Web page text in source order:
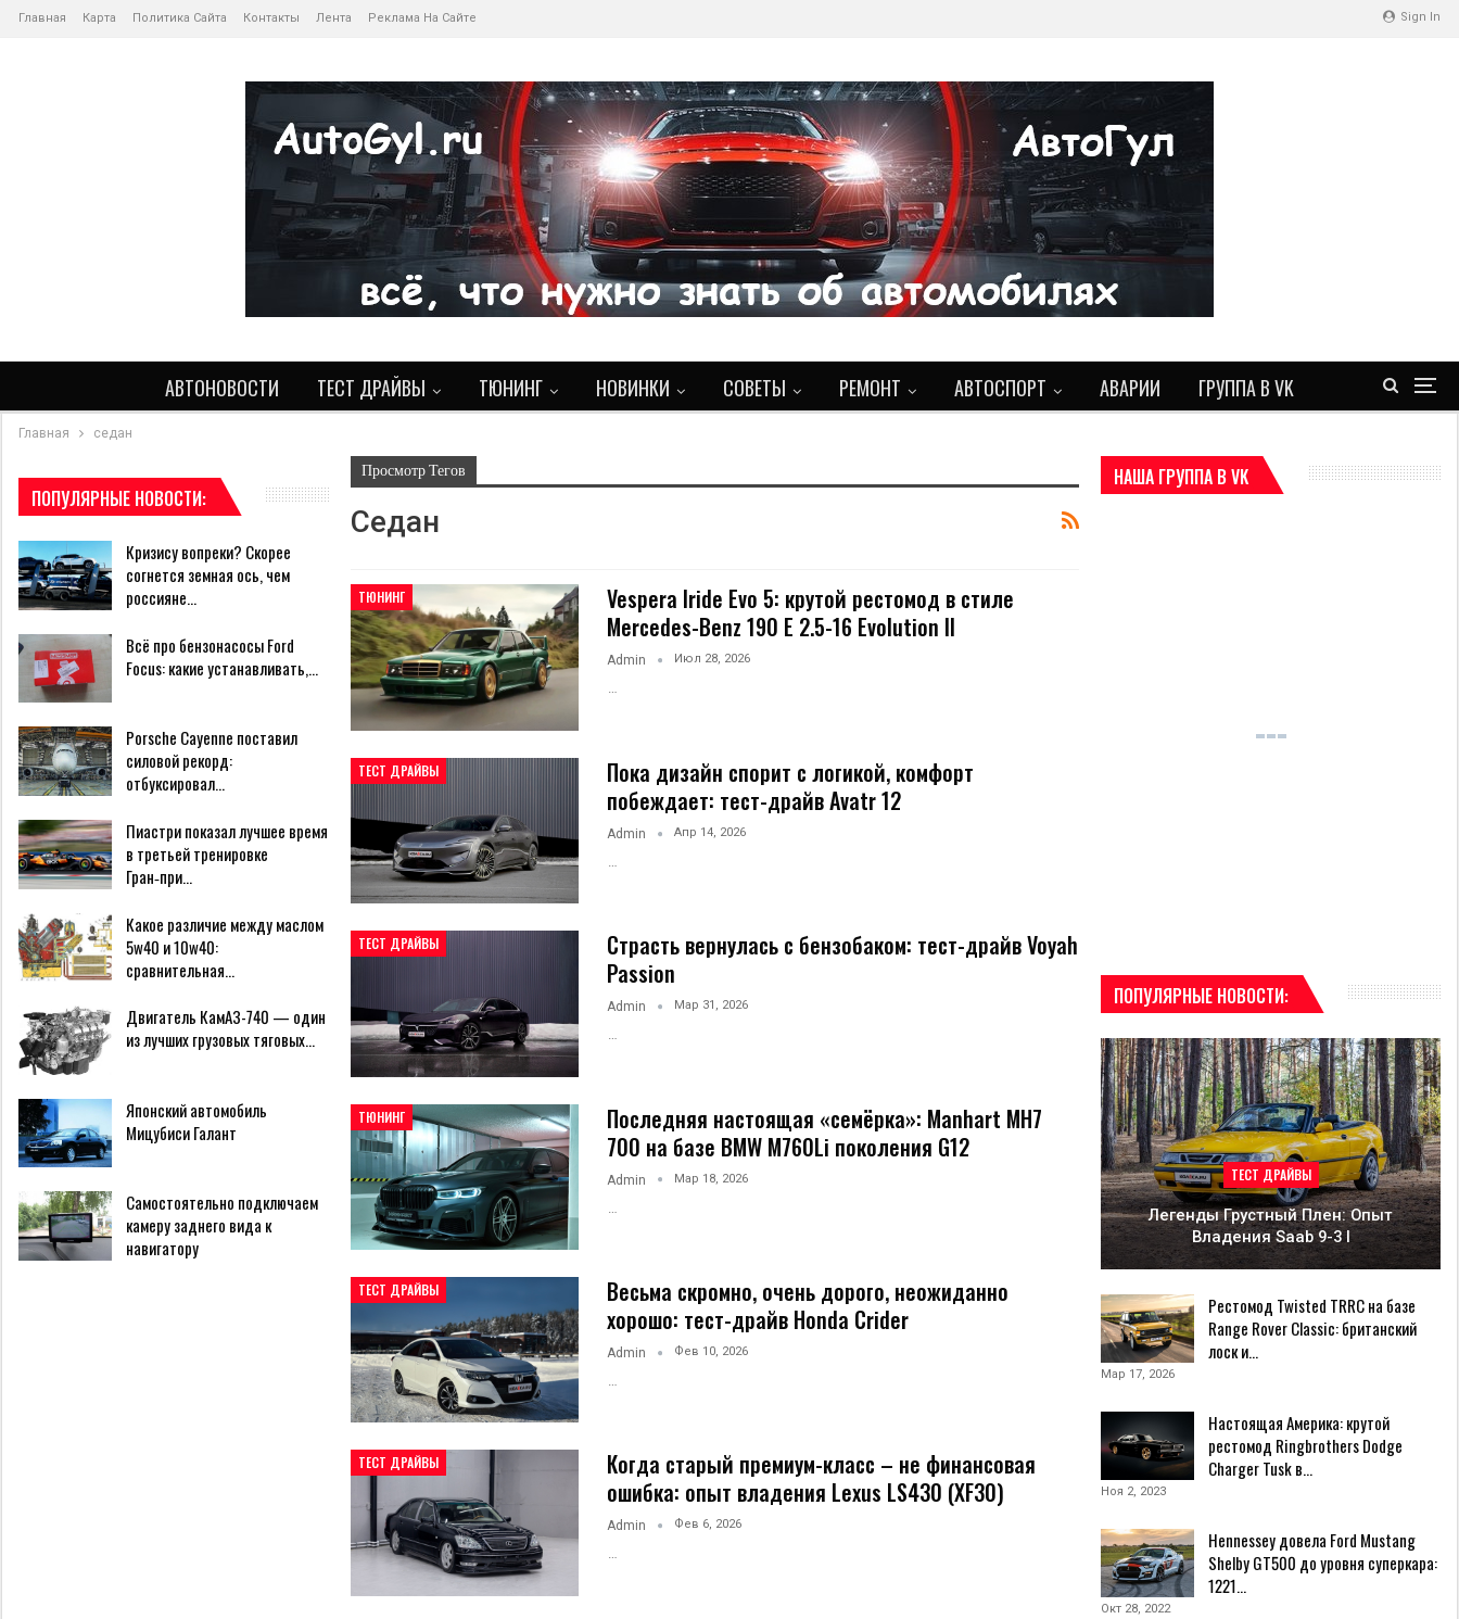
Sign In
Главная Карта Политика Сайта Контакты Лента Реклама На Сайте
АВТОНОВОСТИ ТЕСТ ДРАЙВЫ ТЮНИНГ НОВИНКИ СОВЕТЫ РЕМОНТ АВТОСПОРТ АВАРИИ ГРУППА В VK
Главная седан
Просмотр Тегов
Седан
ТЮНИНГ
Vespera Iride Evo 5: крутой рестомод в стиле
Mercedes-Benz 190 E 2.5-16 Evolution II
Admin Июл 28, 2026
…
ТЕСТ ДРАЙВЫ
Пока дизайн спорит с логикой, комфорт
побеждает: тест-драйв Avatr 12
Admin Апр 14, 2026
ТЕСТ ДРАЙВЫ
Страсть вернулась с бензобаком: тест-драйв Voyah
Passion
Admin Мар 31, 2026
…
ТЮНИНГ
Последняя настоящая «семёрка»: Manhart MH7
700 на базе BMW M760Li поколения G12
Admin Мар 18, 2026
ТЕСТ ДРАЙВЫ
Весьма скромно, очень дорого, неожиданно
хорошо: тест-драйв Honda Crider
Admin Фев 10, 2026
ТЕСТ ДРАЙВЫ
Когда старый премиум-класс – не финансовая
ошибка: опыт владения Lexus LS430 (XF30)
Admin Фев 6, 2026
…
НАША ГРУППА В VK
ПОПУЛЯРНЫЕ НОВОСТИ:
ТЕСТ ДРАЙВЫ
Легенды Грустный Плен: Опыт
Владения Saab 9-3 I
Рестомод Twisted TRRC на базе
Range Rover Classic: британский
лоск и…
Мар 17, 2026
Настоящая Америка: крутой
рестомод Ringbrothers Dodge
Charger Tusk в…
Ноя 2, 2023
Hennessey довела Ford Mustang
Shelby GT500 до уровня суперкара:
1221…
Окт 28, 2022
ПОПУЛЯРНЫЕ НОВОСТИ:
Кризису вопреки? Скорее
согнется земная ось, чем
россияне…
Всё про бензонасосы Ford
Focus: какие устанавливать,…
Porsche Cayenne поставил
силовой рекорд:
отбуксировал…
Пиастри показал лучшее время
в третьей тренировке
Гран‑при…
Какое различие между маслом
5w40 и 10w40:
сравнительная…
Двигатель КамАЗ-740 — один
из лучших грузовых тяговых…
Японский автомобиль
Мицубиси Галант
Самостоятельно подключаем
камеру заднего вида к
навигатору